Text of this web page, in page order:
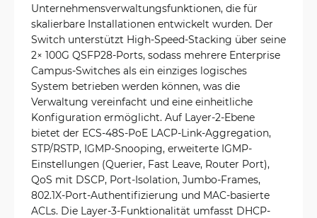
Unternehmensverwaltungsfunktionen, die für
skalierbare Installationen entwickelt wurden. Der
Switch unterstützt High-Speed-Stacking über seine
2× 100G QSFP28-Ports, sodass mehrere Enterprise
Campus-Switches als ein einziges logisches
System betrieben werden können, was die
Verwaltung vereinfacht und eine einheitliche
Konfiguration ermöglicht. Auf Layer-2-Ebene
bietet der ECS-48S-PoE LACP-Link-Aggregation,
STP/RSTP, IGMP-Snooping, erweiterte IGMP-
Einstellungen (Querier, Fast Leave, Router Port),
QoS mit DSCP, Port-Isolation, Jumbo-Frames,
802.1X-Port-Authentifizierung und MAC-basierte
ACLs. Die Layer-3-Funktionalität umfasst DHCP-